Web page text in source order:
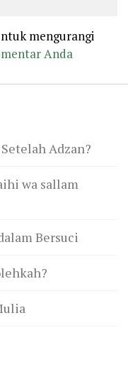
mengurangi
Anda
Adzan?
wa sallam
Bersuci